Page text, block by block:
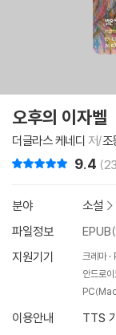
오후의 이자벨
더글라스 케네디 저/조
9.4
분야 소설 >
파일정보
지원기기
크레마
안드로
이용안내 TTS